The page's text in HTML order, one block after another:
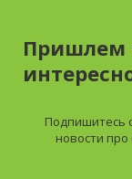
Пришлем
Подпишитесь
новости